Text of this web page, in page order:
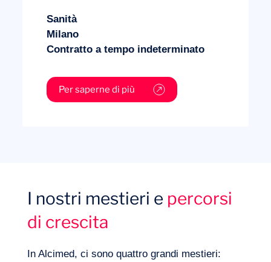
Sanità
Milano
Contratto a tempo indeterminato
Per saperne di più
I nostri mestieri e percorsi
di crescita
In Alcimed, ci sono quattro grandi mestieri: